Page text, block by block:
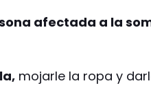
afectada a la
mojarle la ropa y